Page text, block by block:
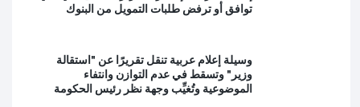
توافق أو ترفض طلبات التمويل من البنوك
وسيلة إعلام عربية تنقل تقريرًا عن "استقالة
وزير" وتسقط في عدم التوازن وانتفاء
الموضوعية وتُغيِّب وجهة نظر رئيس الحكومة